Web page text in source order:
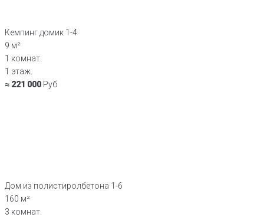
Кемпинг домик 1-4
9 м²
1 комнат.
1 этаж.
≈ 221 000 Руб
Дом из полистиролбетона 1-6
160 м²
3 комнат.